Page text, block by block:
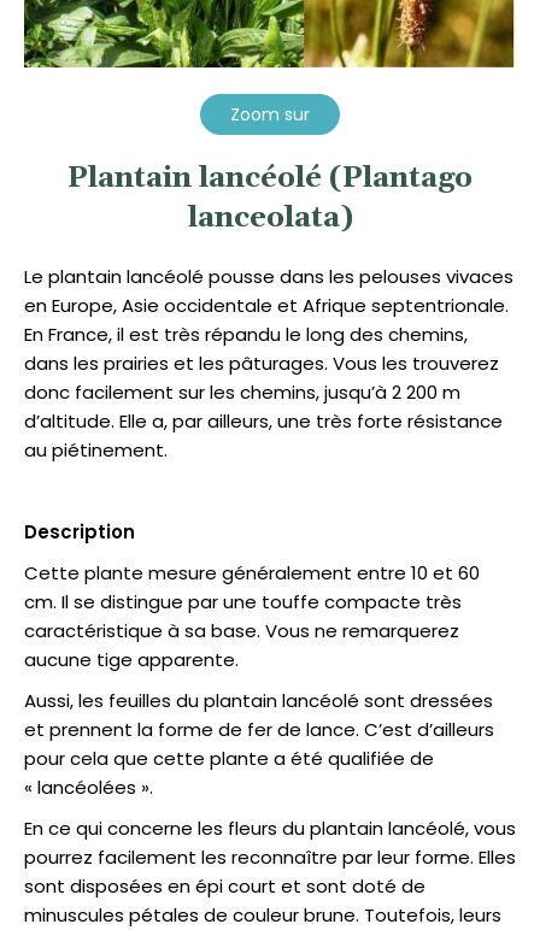
Zoom sur
Plantain lancéolé (Plantago
lanceolata)
Le plantain lancéolé pousse dans les pelouses vivaces
en Europe, Asie occidentale et Afrique septentrionale.
En France, il est très répandu le long des chemins,
dans les prairies et les pâturages. Vous les trouverez
donc facilement sur les chemins, jusqu’à 2 200 m
d’altitude. Elle a, par ailleurs, une très forte résistance
au piétinement.
Description
Cette plante mesure généralement entre 10 et 60
cm. Il se distingue par une touffe compacte très
caractéristique à sa base. Vous ne remarquerez
aucune tige apparente.
Aussi, les feuilles du plantain lancéolé sont dressées
et prennent la forme de fer de lance. C’est d’ailleurs
pour cela que cette plante a été qualifiée de
« lancéolées ».
En ce qui concerne les fleurs du plantain lancéolé, vous
pourrez facilement les reconnaître par leur forme. Elles
sont disposées en épi court et sont doté de
minuscules pétales de couleur brune. Toutefois, leurs